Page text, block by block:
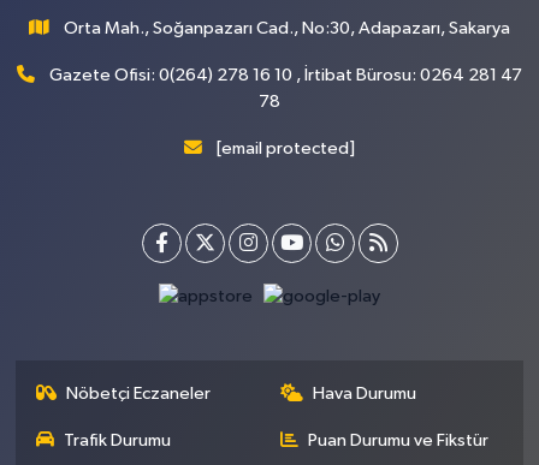
Orta Mah., Soğanpazarı Cad., No:30, Adapazarı, Sakarya
Gazete Ofisi: 0(264) 278 16 10 , İrtibat Bürosu: 0264 281 47
78
[email protected]
Nöbetçi Eczaneler Hava Durumu
Trafik Durumu Puan Durumu ve Fikstür